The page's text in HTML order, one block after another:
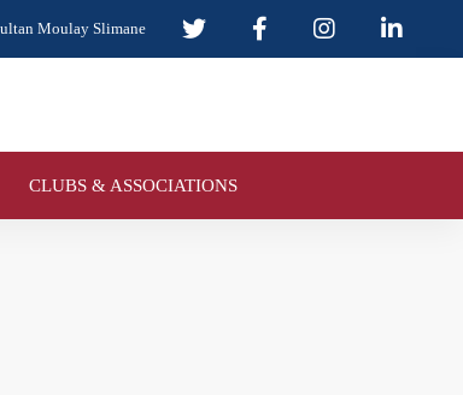
Moulay Slimane
CLUBS & ASSOCIATIONS